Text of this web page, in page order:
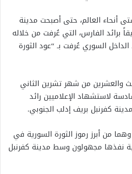
أنحاء العالم، حتى أصبحت مدينة
برائد الفارس، التي عُرفت من خلاله
السوري عُرفت بـ “عود الثورة
والعشرين من شهر تشرين الثاني
لاستشهاد الإعلاميين رائد
كفرنبل بريف إدلب الجنوبي.
من أبرز رموز الثورة السورية في
نفذها مجهولون وسط مدينة كفرنبل